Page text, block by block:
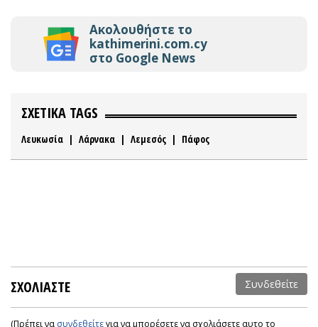
Ακολουθήστε το
kathimerini.com.cy
στο Google News
ΣΧΕΤΙΚΑ TAGS
Λευκωσία | Λάρνακα | Λεμεσός | Πάφος
ΣΧΟΛΙΑΣΤΕ Συνδεθείτε
(Πρέπει να συνδεθείτεγια να μπορέσετε να σχολιάσετε αυτο το